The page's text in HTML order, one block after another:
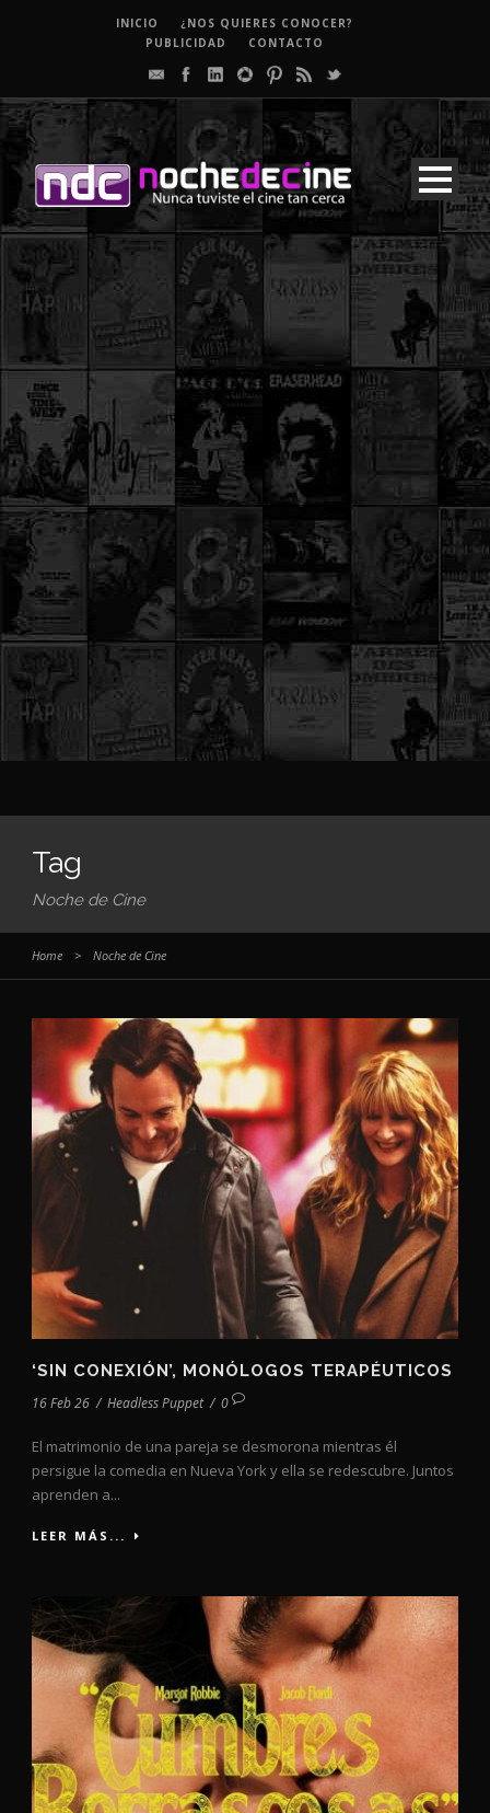
INICIO
¿NOS QUIERES CONOCER?
PUBLICIDAD
CONTACTO
Tag
Noche de Cine
Home > Noche de Cine
‘SIN CONEXIÓN’, MONÓLOGOS TERAPÉUTICOS
16 Feb 26 / Headless Puppet / 0
El matrimonio de una pareja se desmorona mientras él
persigue la comedia en Nueva York y ella se redescubre. Juntos
aprenden a...
LEER MÁS...